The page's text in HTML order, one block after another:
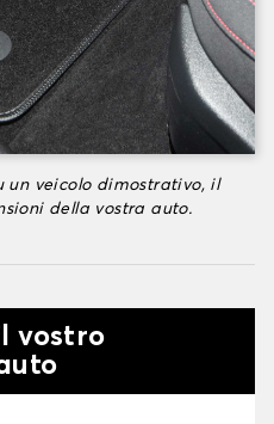
un veicolo dimostrativo, il
della vostra auto.
vostro